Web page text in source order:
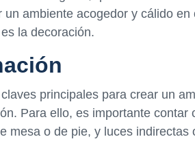
un ambiente acogedor y cálido
la decoración.
principales para crear un
Para ello, es importante
mesa o de pie, y luces